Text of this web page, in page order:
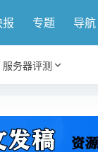
报 专题 导航
服务器评测